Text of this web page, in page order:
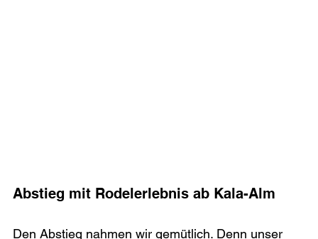
Abstieg mit Rodelerlebnis ab Kala-Alm
Den Abstieg nahmen wir gemütlich. Denn unser